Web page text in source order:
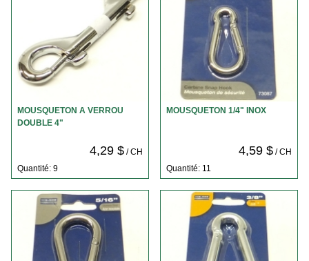
MOUSQUETON A VERROU
DOUBLE 4"
4,29 $/ CH
Quantité: 9
MOUSQUETON 1/4" INOX
4,59 $/ CH
Quantité: 11